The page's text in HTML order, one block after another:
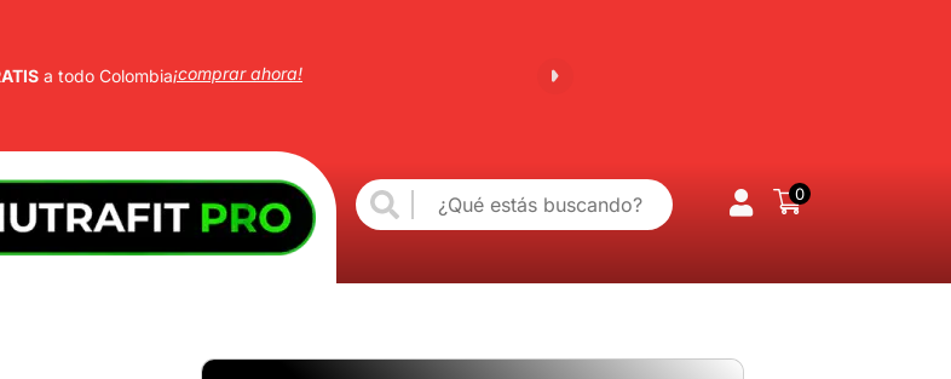
a todo Colombia¡comprar ahora!
0